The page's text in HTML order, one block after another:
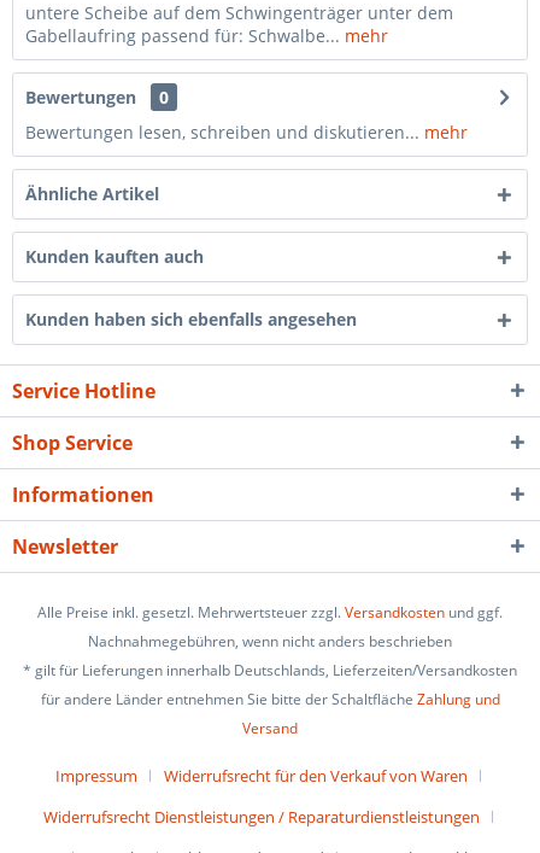
untere Scheibe auf dem Schwingenträger unter dem
Gabellaufring passend für: Schwalbe... mehr
Bewertungen
0
Bewertungen lesen, schreiben und diskutieren... mehr
Ähnliche Artikel
Kunden kauften auch
Kunden haben sich ebenfalls angesehen
Service Hotline
Shop Service
Informationen
Newsletter
Alle Preise inkl. gesetzl. Mehrwertsteuer zzgl.Versandkosten und ggf.
Nachnahmegebühren, wenn nicht anders beschrieben
* gilt für Lieferungen innerhalb Deutschlands, Lieferzeiten/Versandkosten
für andere Länder entnehmen Sie bitte der Schaltfläche Zahlung und
Versand
Impressum
Widerrufsrecht für den Verkauf von Waren
Widerrufsrecht Dienstleistungen / Reparaturdienstleistungen